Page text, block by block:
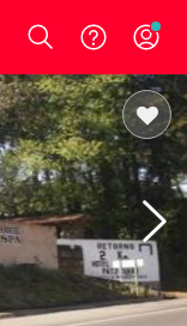
Login